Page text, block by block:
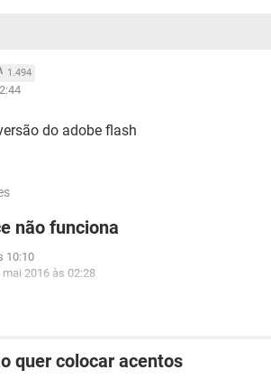
1.494
do adobe flash
não funciona
10:10
mai 2016 às 02:28
quer colocar acentos